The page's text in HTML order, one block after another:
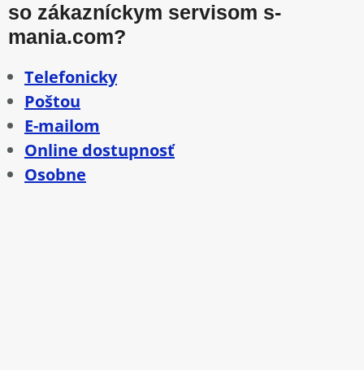
so zákazníckym servisom s-
mania.com?
Telefonicky
Poštou
E-mailom
Online dostupnosť
Osobne